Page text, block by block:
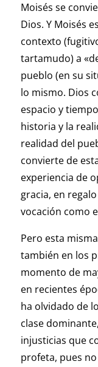
Moisés se
Dios. Y Moisés
contexto
tartamudo) a
pueblo (en su
lo mismo. Dios
espacio y
historia y la
realidad del
convierte de
experiencia de
gracia, en
vocación como
Pero esta
también en los
momento de
en recientes
ha olvidado de
clase
injusticias que
profeta, pues